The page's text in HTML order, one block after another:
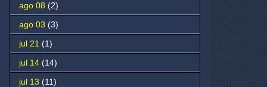
ago 08 (2)
ago 03 (3)
jul 21 (1)
jul 14 (14)
jul 13 (11)